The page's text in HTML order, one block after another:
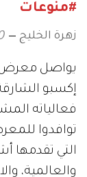
#منوعات
زهرة الخليج 20
إكسبو
فعالياته
توافدوا
التي تقدمها
والعالمية،